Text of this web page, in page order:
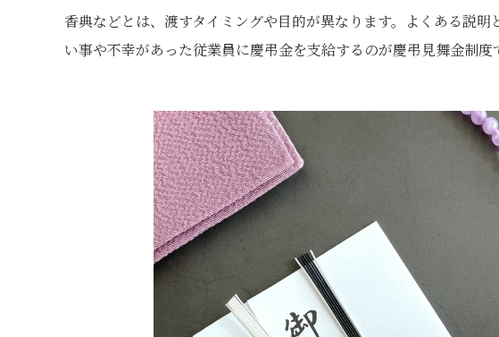
香典などとは、渡すタイミングや目的が異なります。よくある説
い事や不幸があった従業員に慶弔金を支給するのが慶弔見舞金制度